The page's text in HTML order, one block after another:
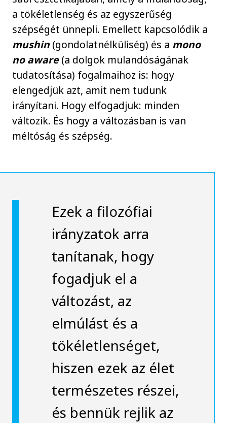
a tökéletlenség és az egyszerűség
szépségét ünnepli. Emellett kapcsolódik a
mushin (gondolatnélküliség) és a mono
no aware(a dolgok mulandóságának
tudatosítása) fogalmaihoz is: hogy
elengedjük azt, amit nem tudunk
irányítani. Hogy elfogadjuk: minden
változik. És hogy a változásban is van
méltóság és szépség.
Ezek a filozófiai
irányzatok arra
tanítanak, hogy
fogadjuk el a
változást, az
elmúlást és a
tökéletlenséget,
hiszen ezek az élet
természetes részei,
és bennük rejlik az